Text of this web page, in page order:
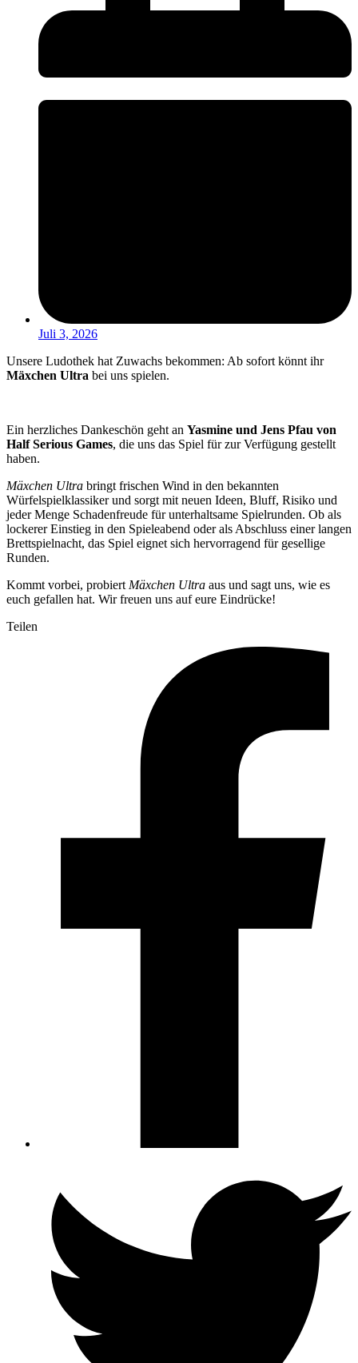
Juli 3, 2026
Unsere Ludothek hat Zuwachs bekommen: Ab sofort könnt ihr
Mäxchen Ultra bei uns spielen.
Ein herzliches Dankeschön geht an Yasmine und Jens Pfau von
Half Serious Games, die uns das Spiel für zur Verfügung gestellt
haben.
Mäxchen Ultra bringt frischen Wind in den bekannten
Würfelspielklassiker und sorgt mit neuen Ideen, Bluff, Risiko und
jeder Menge Schadenfreude für unterhaltsame Spielrunden. Ob als
lockerer Einstieg in den Spieleabend oder als Abschluss einer langen
Brettspielnacht, das Spiel eignet sich hervorragend für gesellige
Runden.
Kommt vorbei, probiert Mäxchen Ultra aus und sagt uns, wie es
euch gefallen hat. Wir freuen uns auf eure Eindrücke!
Teilen